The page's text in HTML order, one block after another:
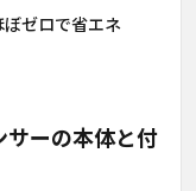
ゼロで省エネ
サーの本体と付